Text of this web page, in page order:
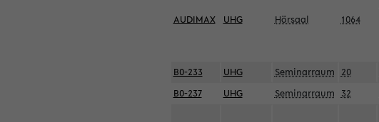
AUDIMAX UHG Hörsaal 1064
B0-233 UHG Seminarraum 20
B0-237
UHG Seminarraum 32